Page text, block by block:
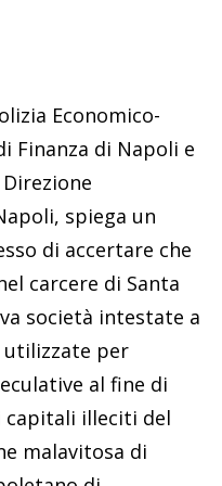
Economico-
Finanza di Napoli e
spiega un
di accertare che
carcere di Santa
società intestate a
utilizzate per
al fine di
capitali illeciti del
malavitosa di